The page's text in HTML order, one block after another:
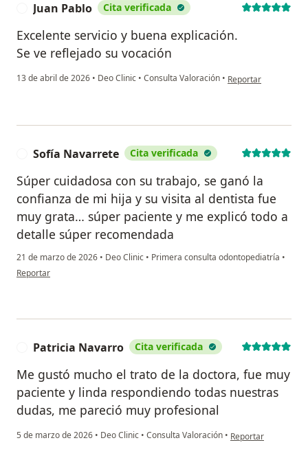
Juan Pablo Cita verificada
Excelente servicio y buena explicación.
Se ve reflejado su vocación
13 de abril de 2026 • Deo Clinic • Consulta Valoración • en opinión del
Reportar
Sofía Navarrete Cita verificada
Súper cuidadosa con su trabajo, se ganó la
confianza de mi hija y su visita al dentista fue
muy grata… súper paciente y me explicó todo a
detalle súper recomendada
21 de marzo de 2026 • Deo Clinic • Primera consulta odontopediatría •
en opinión del usuario Sofía Navarrete
Reportar
Patricia Navarro Cita verificada
Me gustó mucho el trato de la doctora, fue muy
paciente y linda respondiendo todas nuestras
dudas, me pareció muy profesional
5 de marzo de 2026 • Deo Clinic • Consulta Valoración • en opinión del
Reportar